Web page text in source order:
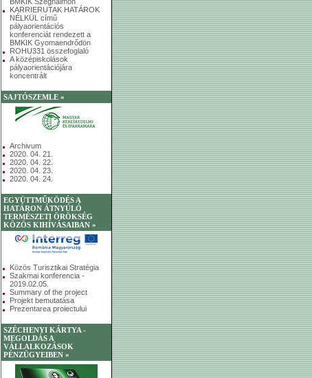
KARRIERUTAK HATÁROK
NÉLKÜL című
pályaorientációs
konferenciát rendezett a
BMKIK Gyomaendrődön
ROHU331 összefoglaló
A középiskolások
pályaorientációjára
koncentrált
SAJTÓSZEMLE »
Archivum
2020. 04. 21.
2020. 04. 22.
2020. 04. 23.
2020. 04. 24.
EGYÜTTMŰKÖDÉS A
HATÁRON ÁTNYÚLÓ
TERMÉSZETI ÖRÖKSÉG
KÖZÖS KIHÍVÁSAIBAN »
Közös Turisztikai Stratégia
Szakmai konferencia -
2019.02.05.
Summary of the project
Projekt bemutatása
Prezentarea proiectului
SZÉCHENYI KÁRTYA -
MEGOLDÁS A
VÁLLALKOZÁSOK
PÉNZÜGYEIBEN »